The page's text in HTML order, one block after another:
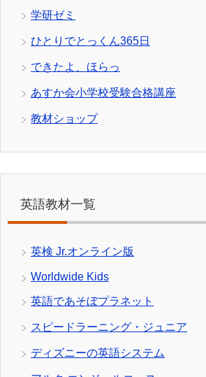
学研ゼミ
ひとりでとっくん365日
できたよ、ほらっ
あすか会小学校受験合格講座
教材ショップ
英語教材一覧
英検 Jr.オンライン版
Worldwide Kids
英語であそぼプラネット
スピードラーニング・ジュニア
ディズニーの英語システム